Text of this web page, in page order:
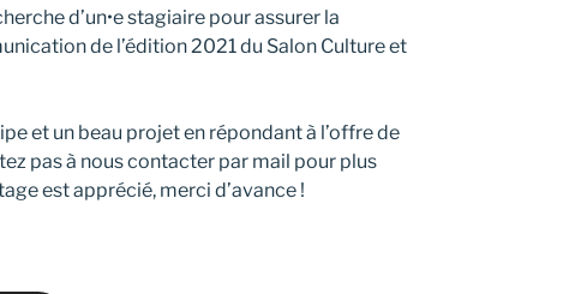
d’un•e stagiaire pour assurer la
de l’édition 2021 du Salon Culture et
et un beau projet en répondant à l’offre de
pas à nous contacter par mail pour plus
est apprécié, merci d’avance !